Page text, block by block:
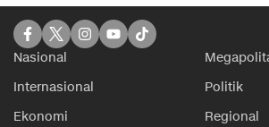
Nasional
Internasional
Politik
Ekonomi
Regional